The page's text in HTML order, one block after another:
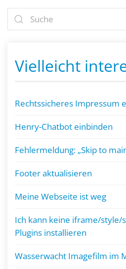
Vielleicht
Rechtssicheres Impressum
Henry-Chatbot einbinden
Fehlermeldung: „Skip to
Footer aktualisieren
Meine Webseite ist weg
Ich kann keine iframe/
Plugins installieren
Wasserwacht Imagefilm im